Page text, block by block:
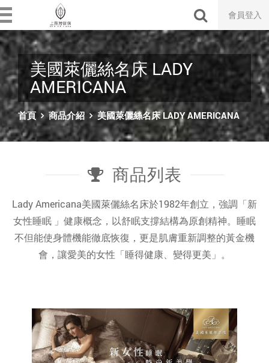
會員登入
美國萊儷絲名床 LADY
AMERICANA
首頁 商品介紹 美國萊儷絲名床 LADY AMERICANA
商品列表
Lady Americana美國萊儷絲名床於1982年創立，強調「新
女性睡眠 」健康概念，以舒眠支撐結構為原創精神。睡眠
不但能使身體機能徹底恢復，更是肌膚重新調整的黃金機
會，讓愛美的女性「睡得健康、變得更美」。